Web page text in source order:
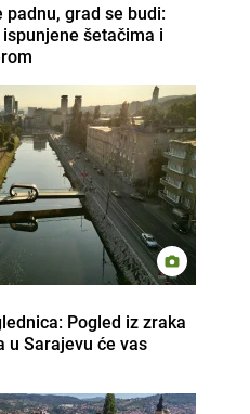
grad se budi:
šetačima i
Pogled iz zraka
u Sarajevu će vas